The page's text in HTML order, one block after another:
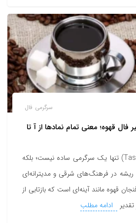
سرگرمی فال
قهوه؛ معنی تمام نمادها از آ تا
فال قهوه (Tasseography) تنها یک سرگرمی ساده نیست؛ بلکه
در فرهنگ‌های شرقی و مدیترانه‌ای
قهوه مانند آینه‌ای است که بازتابی از
ادامه مطلب